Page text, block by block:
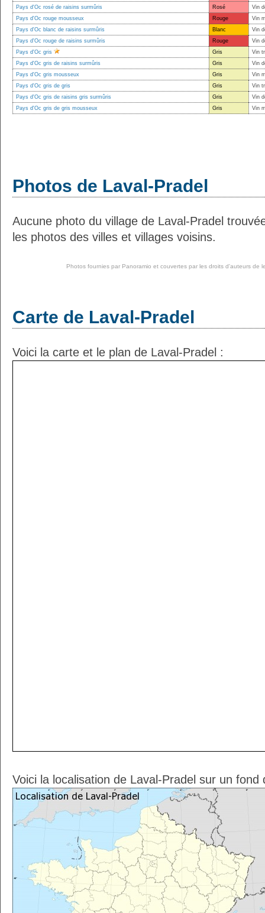
Pays d'Oc rosé de raisins surmûris Rosé
Vin
Pays d'Oc rouge mousseux
Rouge
Vin
Pays d'Oc blanc de raisins surmûris
Blanc
Vin
Pays d'Oc rouge de raisins surmûris
Rouge
Vin
Pays d'Oc gris
Gris
Vin
Pays d'Oc gris de raisins surmûris
Gris
Vin
Pays d'Oc gris mousseux
Gris
Vin
Pays d'Oc gris de gris
Gris
Vin
Pays d'Oc gris de raisins gris surmûris
Gris
Vin
Pays d'Oc gris de gris mousseux
Gris Vin
Photos de Laval-Pradel
Aucune photo du village de Laval-Pradel
les photos des villes et villages voisins.
Photos fournies par Panoramio et couvertes par les droits d'auteurs de
Carte de Laval-Pradel
Voici la carte et le plan de Laval-Pradel :
Voici la localisation de Laval-Pradel sur un